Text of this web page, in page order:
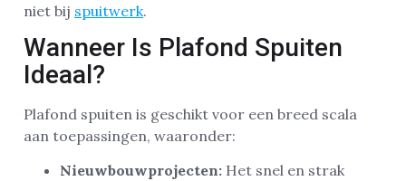
niet bij spuitwerk.
Wanneer Is Plafond Spuiten
Ideaal?
Plafond spuiten is geschikt voor een breed scala
aan toepassingen, waaronder:
Nieuwbouwprojecten: Het snel en strak